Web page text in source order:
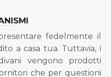
fedelmente il
a casa tua. Tuttavia, i
vengono prodotti
che per questioni